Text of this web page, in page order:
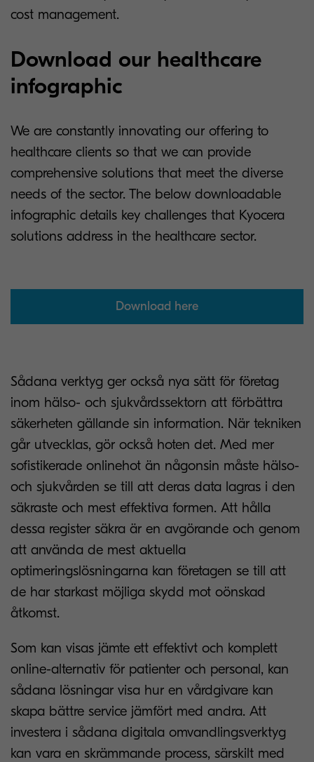
cost management.
Download our healthcare
infographic
We are constantly innovating our offering to
healthcare clients so that we can provide
comprehensive solutions that meet the diverse
needs of the sector. The below downloadable
infographic details key challenges that Kyocera
solutions address in the healthcare sector.
Download here
Sådana verktyg ger också nya sätt för företag
inom hälso- och sjukvårdssektorn att förbättra
säkerheten gällande sin information. När tekniken
går utvecklas, gör också hoten det. Med mer
sofistikerade onlinehot än någonsin måste hälso-
och sjukvården se till att deras data lagras i den
säkraste och mest effektiva formen. Att hålla
dessa register säkra är en avgörande och genom
att använda de mest aktuella
optimeringslösningarna kan företagen se till att
de har starkast möjliga skydd mot oönskad
åtkomst.
Som kan visas jämte ett effektivt och komplett
online-alternativ för patienter och personal, kan
sådana lösningar visa hur en vårdgivare kan
skapa bättre service jämfört med andra. Att
investera i sådana digitala omvandlingsverktyg
kan vara en skrämmande process, särskilt med